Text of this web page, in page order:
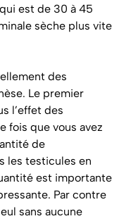
est de 30 à 45
sèche plus vite
des
Le premier
l’effet des
fois que vous avez
de
les testicules en
est importante
Par contre
sans aucune